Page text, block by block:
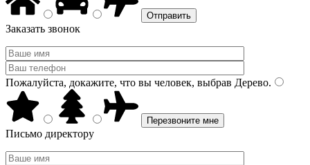
Заказать звонок
Пожалуйста, докажите, что вы человек, выбрав Дерево.
Письмо директору